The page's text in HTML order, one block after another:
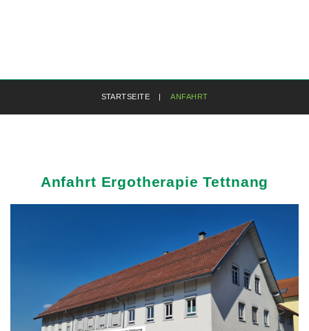
STARTSEITE | ANFAHRT
Anfahrt Ergotherapie Tettnang